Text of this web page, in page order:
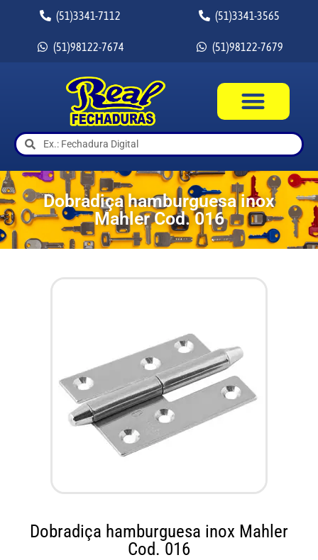
(51)3341-7112 (51)3341-3565
(51)98122-7674 (51)98122-7679
Dobradiça hamburguesa inox
Mahler Cod. 016
Dobradiça hamburguesa inox Mahler
Cod. 016